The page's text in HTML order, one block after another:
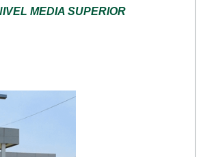
MEDIA SUPERIOR